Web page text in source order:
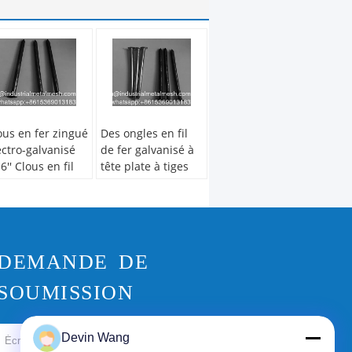
en fer zingué
galvanisé
Clous en fil
Acier à
Q195-235
Ongles polis
lumineux et
Des ongles en fil
de fer galvanisé à
tête plate à tiges
faible teneur en
Nom:
brillants
Jarret:
lisse
DE
Devin Wang